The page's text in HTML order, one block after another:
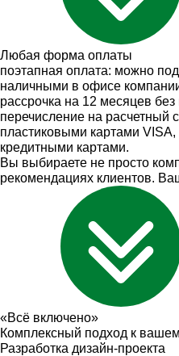
Любая форма оплаты
поэтапная оплата: можно
наличными в офисе
рассрочка на 12 месяцев без
перечисление на расчетный
пластиковыми картами
кредитными картами.
Вы выбираете не просто
рекомендациях клиентов.
«Всё включено»
Комплексный подход к
Разработка дизайн-проекта